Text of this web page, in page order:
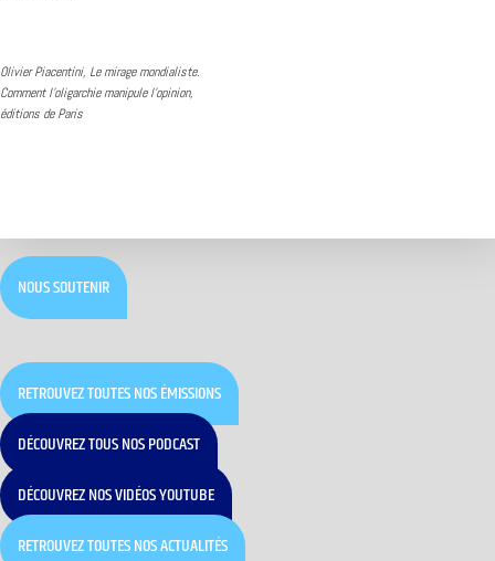
Olivier Piacentini, Le mirage mondialiste.
Comment l’oligarchie manipule l’opinion,
éditions de Paris
NOUS SOUTENIR
RETROUVEZ TOUTES NOS ÉMISSIONS
DÉCOUVREZ TOUS NOS PODCAST
DÉCOUVREZ NOS VIDÉOS YOUTUBE
RETROUVEZ TOUTES NOS ACTUALITÉS